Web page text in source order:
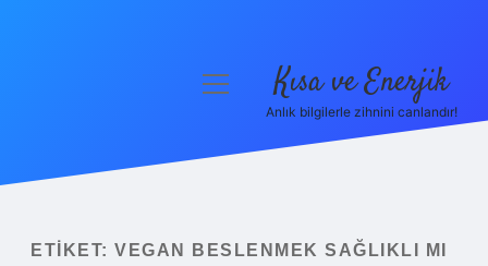
Yasal Uyarı
menüyü
Kısa ve Enerjik
Anlık bilgilerle zihnini canlandır!
ETIKET: VEGAN BESLENMEK SAĞLIKLI MI